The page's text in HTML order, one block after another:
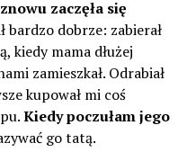
zaczęła się
dobrze: zabierał
kiedy mama dłużej
zamieszkał. Odrabiał
kupował mi coś
Kiedy poczułam jego
go tatą.